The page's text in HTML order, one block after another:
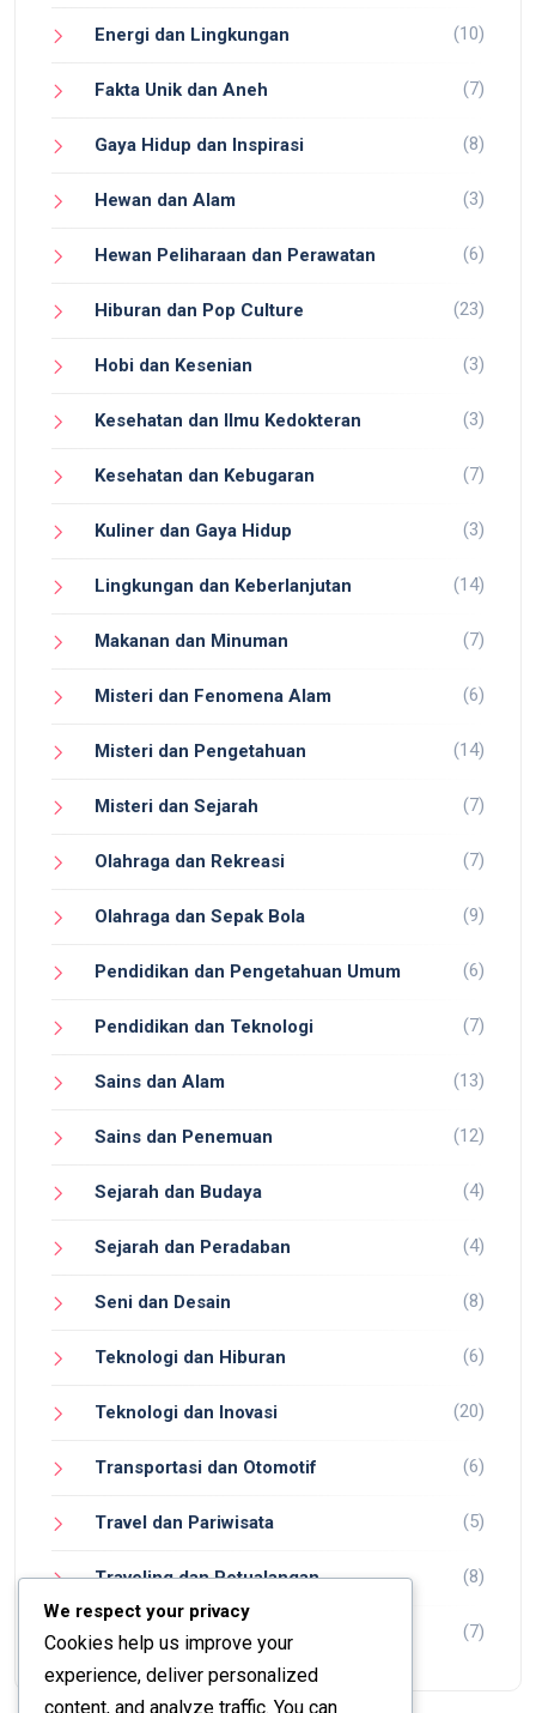
Energi dan Lingkungan (10)
Fakta Unik dan Aneh (7)
Gaya Hidup dan Inspirasi (8)
Hewan dan Alam (3)
Hewan Peliharaan dan Perawatan (6)
Hiburan dan Pop Culture (23)
Hobi dan Kesenian (3)
Kesehatan dan Ilmu Kedokteran (3)
Kesehatan dan Kebugaran (7)
Kuliner dan Gaya Hidup (3)
Lingkungan dan Keberlanjutan (14)
Makanan dan Minuman (7)
Misteri dan Fenomena Alam (6)
Misteri dan Pengetahuan (14)
Misteri dan Sejarah (7)
Olahraga dan Rekreasi (7)
Olahraga dan Sepak Bola (9)
Pendidikan dan Pengetahuan Umum (6)
Pendidikan dan Teknologi (7)
Sains dan Alam (13)
Sains dan Penemuan (12)
Sejarah dan Budaya (4)
Sejarah dan Peradaban (4)
Seni dan Desain (8)
Teknologi dan Hiburan (6)
Teknologi dan Inovasi (20)
Transportasi dan Otomotif (6)
Travel dan Pariwisata (5)
Traveling dan Petualangan (8)
Wisata dan Petualangan (7)
We respect your privacy
Cookies help us improve your
experience, deliver personalized
content, and analyze traffic. You can